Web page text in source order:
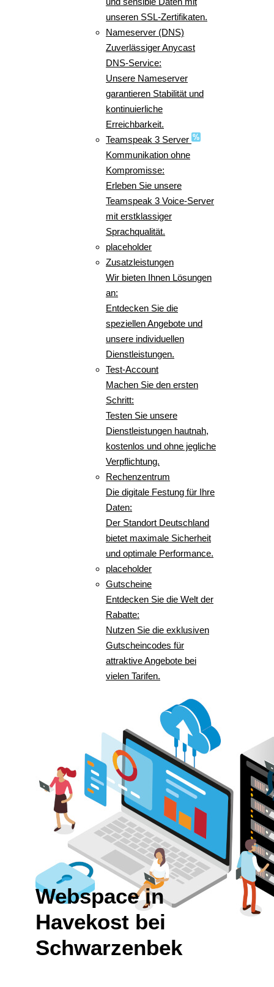
unseren SSL-Zertifikaten.
Nameserver (DNS)
Zuverlässiger Anycast
DNS-Service:
Unsere Nameserver
garantieren Stabilität und
kontinuierliche
Erreichbarkeit.
Teamspeak 3 Server
Kommunikation ohne
Kompromisse:
Erleben Sie unsere
Teamspeak 3 Voice-Server
mit erstklassiger
Sprachqualität.
placeholder
Zusatzleistungen
Wir bieten Ihnen Lösungen
an:
Entdecken Sie die
speziellen Angebote und
unsere individuellen
Dienstleistungen.
Test-Account
Machen Sie den ersten
Schritt:
Testen Sie unsere
Dienstleistungen hautnah,
kostenlos und ohne jegliche
Verpflichtung.
Rechenzentrum
Die digitale Festung für Ihre
Daten:
Der Standort Deutschland
bietet maximale Sicherheit
und optimale Performance.
placeholder
Gutscheine
Entdecken Sie die Welt der
Rabatte:
Nutzen Sie die exklusiven
Gutscheincodes für
attraktive Angebote bei
vielen Tarifen.
Webspace in
Havekost bei
Schwarzenbek